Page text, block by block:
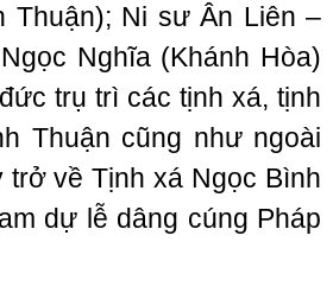
Thuận); Ni sư Ân Liên –
Nghĩa (Khánh Hòa)
trụ trì các tịnh xá, tịnh
Thuận cũng như ngoài
trở về Tịnh xá Ngọc Bình
dự lễ dâng cúng Pháp